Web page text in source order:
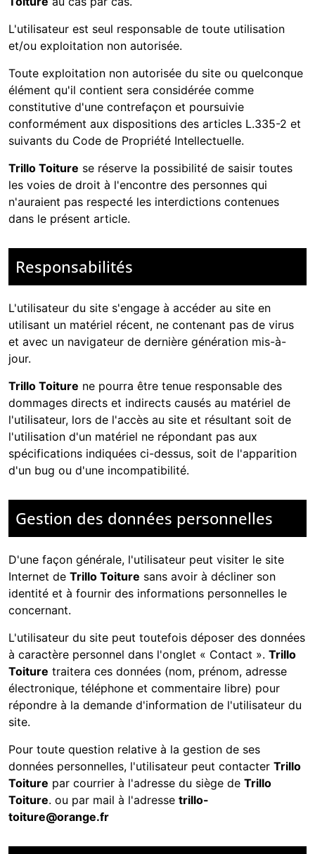
L'utilisateur est seul responsable de toute utilisation
et/ou exploitation non autorisée.
Toute exploitation non autorisée du site ou quelconque
élément qu'il contient sera considérée comme
constitutive d'une contrefaçon et poursuivie
conformément aux dispositions des articles L.335-2 et
suivants du Code de Propriété Intellectuelle.
Trillo Toiture se réserve la possibilité de saisir toutes
les voies de droit à l'encontre des personnes qui
n'auraient pas respecté les interdictions contenues
dans le présent article.
Responsabilités
L'utilisateur du site s'engage à accéder au site en
utilisant un matériel récent, ne contenant pas de virus
et avec un navigateur de dernière génération mis-à-
jour.
Trillo Toiture ne pourra être tenue responsable des
dommages directs et indirects causés au matériel de
l'utilisateur, lors de l'accès au site et résultant soit de
l'utilisation d'un matériel ne répondant pas aux
spécifications indiquées ci-dessus, soit de l'apparition
d'un bug ou d'une incompatibilité.
Gestion des données personnelles
D'une façon générale, l'utilisateur peut visiter le site
Internet de Trillo Toiture sans avoir à décliner son
identité et à fournir des informations personnelles le
concernant.
L'utilisateur du site peut toutefois déposer des données
à caractère personnel dans l'onglet « Contact ». Trillo
Toiture traitera ces données (nom, prénom, adresse
électronique, téléphone et commentaire libre) pour
répondre à la demande d'information de l'utilisateur du
site.
Pour toute question relative à la gestion de ses
données personnelles, l'utilisateur peut contacter Trillo
Toiture par courrier à l'adresse du siège de Trillo
Toiture. ou par mail à l'adresse trillo-
toiture@orange.fr